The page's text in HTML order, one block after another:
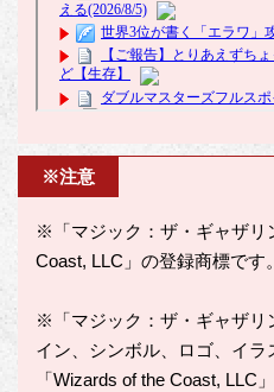
※注意
※「マジック：ザ・ギャザリ
Coast, LLC」の登録商標です。
※「マジック：ザ・ギャザリ
イン、シンボル、ロゴ、イラ
「Wizards of the Coast, LLC